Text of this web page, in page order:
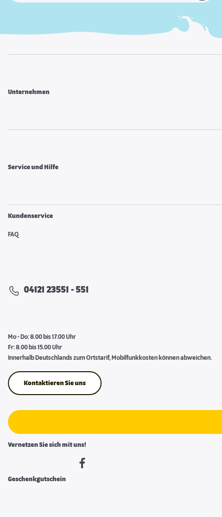
Unternehmen
Service und Hilfe
Kundenservice
FAQ
04121 23551 - 551
Mo - Do: 8.00 bis 17.00 Uhr
Fr: 8.00 bis 15.00 Uhr
Innerhalb Deutschlands zum Ortstarif, Mobilfunkkosten können abweichen.
Kontaktieren Sie uns
Vernetzen Sie sich mit uns!
Geschenkgutschein